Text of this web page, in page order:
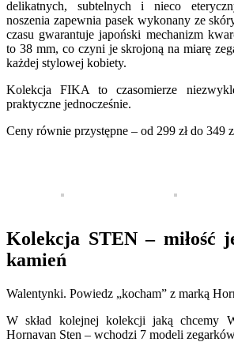
delikatnych, subtelnych i nieco
noszenia zapewnia pasek wykonany ze
czasu gwarantuje japoński mechanizm
to 38 mm, co czyni je skrojoną na miarę
każdej stylowej kobiety.
Kolekcja FIKA to czasomierze
praktyczne jednocześnie.
Ceny równie przystępne – od 299 zł do 349
Kolekcja STEN – miłość
kamień
Walentynki. Powiedz „kocham” z marką
W skład kolejnej kolekcji jaką chcemy
Hornavan Sten – wchodzi 7 modeli